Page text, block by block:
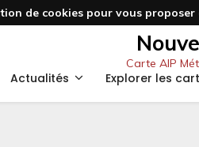
de cookies pour vous
Carte AIP
Actualités Explorer les